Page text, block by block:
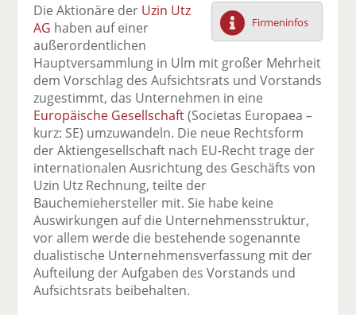
uf
F
ac
e
b
o
o
k
te
il
n
wi
tt
er
n
uf
Li
n
k
e
n
te
il
e
er
E
m
ai
l
er
se
n
d
ck
e
n
Firmeninfos
Die Aktionäre der Uzin Utz
AG haben auf einer
außerordentlichen
Hauptversammlung in Ulm mit großer Mehrheit
dem Vorschlag des Aufsichtsrats und Vorstands
zugestimmt, das Unternehmen in eine
Europäische Gesellschaft(Societas Europaea –
kurz: SE) umzuwandeln. Die neue Rechtsform
der Aktiengesellschaft nach EU-Recht trage der
internationalen Ausrichtung des Geschäfts von
Uzin Utz Rechnung, teilte der
Bauchemiehersteller mit. Sie habe keine
Auswirkungen auf die Unternehmensstruktur,
vor allem werde die bestehende sogenannte
dualistische Unternehmensverfassung mit der
Aufteilung der Aufgaben des Vorstands und
Aufsichtsrats beibehalten.